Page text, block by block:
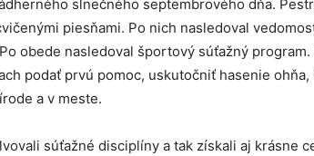
slnečného septembrového dňa.
piesňami. Po nich nasledoval
obede nasledoval športový súťažný
podať prvú pomoc, uskutočniť hasenie ohňa,
a v meste.
súťažné disciplíny a tak získali aj krásne